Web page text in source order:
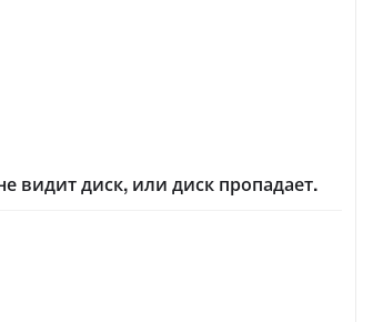
видит диск, или диск пропадает.